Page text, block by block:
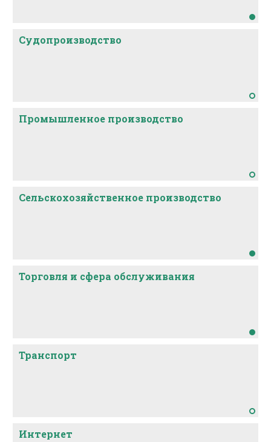
Судопроизводство
Промышленное производство
Сельскохозяйственное производство
Торговля и сфера обслуживания
Транспорт
Интернет